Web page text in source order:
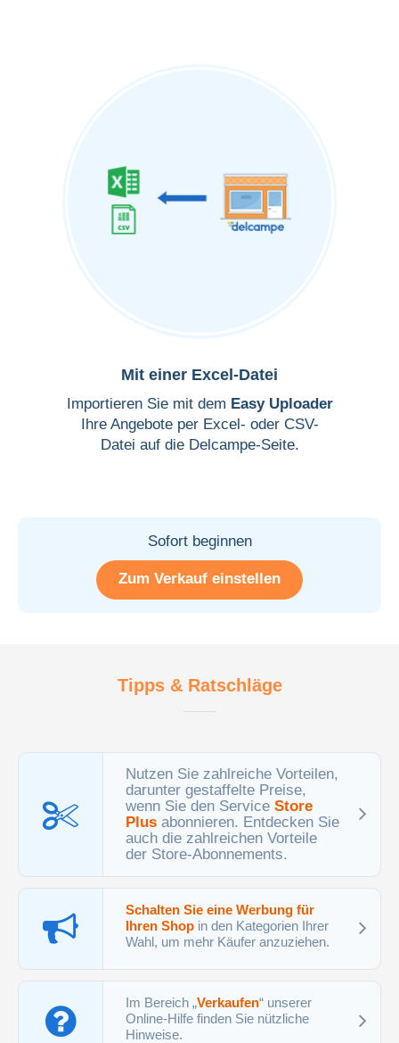
Mit einer Excel-Datei
Importieren Sie mit dem Easy Uploader
Ihre Angebote per Excel- oder CSV-
Datei auf die Delcampe-Seite.
Sofort beginnen
Zum Verkauf einstellen
Tipps & Ratschläge
Nutzen Sie zahlreiche Vorteilen,
darunter gestaffelte Preise,
wenn Sie den Service Store
Plus abonnieren. Entdecken Sie
auch die zahlreichen Vorteile
der Store-Abonnements.
Schalten Sie eine Werbung für
Ihren Shop in den Kategorien Ihrer
Wahl, um mehr Käufer anzuziehen.
Im Bereich „Verkaufen“ unserer
Online-Hilfe finden Sie nützliche
Hinweise.